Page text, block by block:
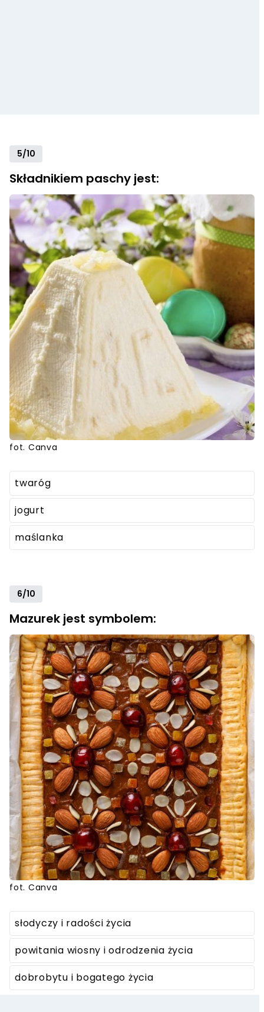
5/10
Składnikiem paschy jest:
fot. Canva
twaróg
jogurt
maślanka
6/10
Mazurek jest symbolem:
fot. Canva
słodyczy i radości życia
powitania wiosny i odrodzenia życia
dobrobytu i bogatego życia